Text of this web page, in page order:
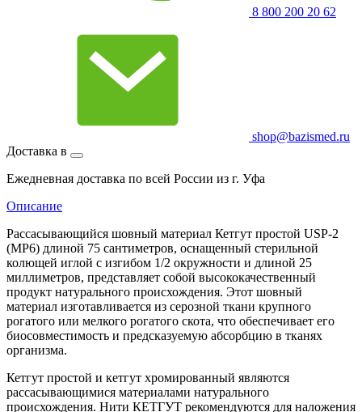
8 800 200 20 62
shop@bazismed.ru
Доставка в
Ежедневная доставка по всей России из г. Уфа
Описание
Рассасывающийся шовный материал Кетгут простой USP-2
(MP6) длиной 75 сантиметров, оснащенный стерильной
колющей иглой с изгибом 1/2 окружности и длиной 25
миллиметров, представляет собой высококачественный
продукт натурального происхождения. Этот шовный
материал изготавливается из серозной ткани крупного
рогатого или мелкого рогатого скота, что обеспечивает его
биосовместимость и предсказуемую абсорбцию в тканях
организма.
Кетгут простой и кетгут хромированный являются
рассасывающимися материалами натурального
происхождения. Нити КЕТГУТ рекомендуются для наложения